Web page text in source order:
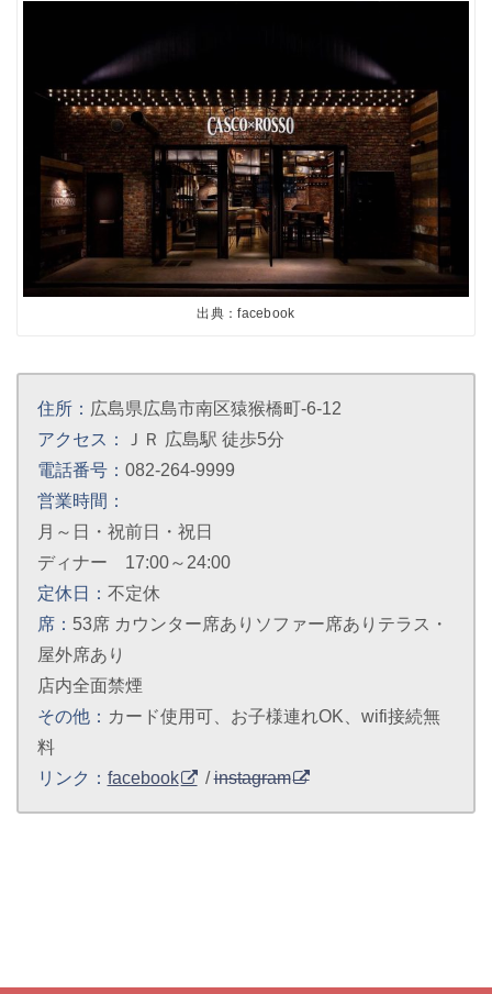
出典：facebook
住所： 広島県広島市南区猿猴橋町‐6-12
アクセス：
ＪＲ 広島駅 徒歩5分
電話番号： 082-264-9999
営業時間：
月～日・祝前日・祝日
ディナー 17:00～24:00
定休日： 不定休
席： 53席 カウンター席ありソファー席ありテラス・
屋外席あり
店内全面禁煙
その他： カード使用可、お子様連れOK、wifi接続無
料
リンク： facebook /instagram